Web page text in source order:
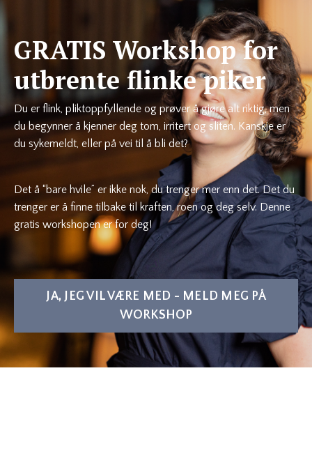
GRATIS Workshop for
utbrente flinke piker
Du er flink, pliktoppfyllende og prøver å gjøre alt riktig, men
du begynner å kjenner deg tom, irritert og sliten. Kanskje er
du sykemeldt, eller på vei til å bli det?
Det å “bare hvile” er ikke nok, du trenger mer enn det. Det du
trenger er å finne tilbake til kraften, roen og deg selv. Denne
gratis workshopen er for deg!
JA, JEG VIL VÆRE MED - MELD MEG PÅ
WORKSHOP